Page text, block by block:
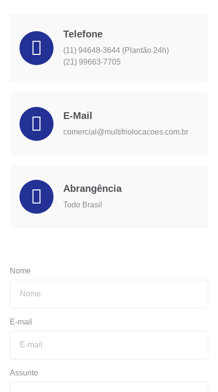
Telefone
(11) 94648-3644 (Plantão 24h)
(21) 99663-7705
E-Mail
comercial@multifriolocacoes.com.br
Abrangência
Todo Brasil
Nome
E-mail
Assunto